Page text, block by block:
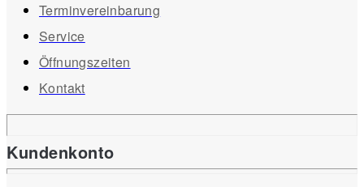
Terminvereinbarung
Service
Öffnungszeiten
Kontakt
Kundenkonto